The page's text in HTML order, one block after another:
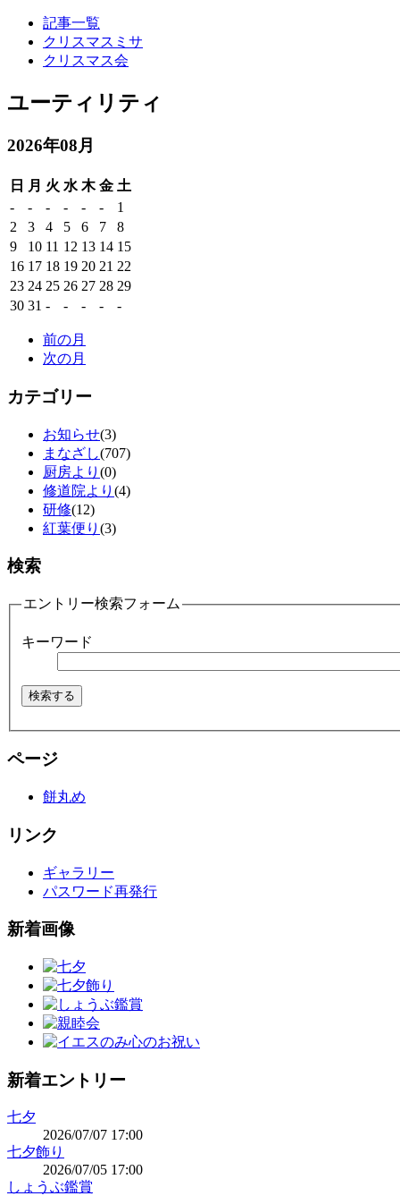
記事一覧
クリスマスミサ
クリスマス会
ユーティリティ
2026年08月
日 月 火 水 木 金 土
-
- - - - -
1
2
3 4 5 6 7
8
9
10 11 12 13 14 15
16 17 18 19 20 21 22
23 24 25 26 27 28 29
30 31 - - - - -
前の月
次の月
カテゴリー
お知らせ(3)
まなざし(707)
厨房より (0)
修道院より (4)
研修(12)
紅葉便り (3)
検索
エントリー検索フォーム
キーワード
ページ
餅丸め
リンク
ギャラリー
パスワード再発行
新着画像
新着エントリー
七夕
2026/07/07 17:00
七夕飾り
2026/07/05 17:00
しょうぶ鑑賞